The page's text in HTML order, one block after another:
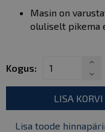
Masin on
oluliselt pikema
Kogus:
LISA KORVI
Lisa toode